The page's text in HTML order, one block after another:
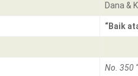
Dana &
“Baik
No. 350